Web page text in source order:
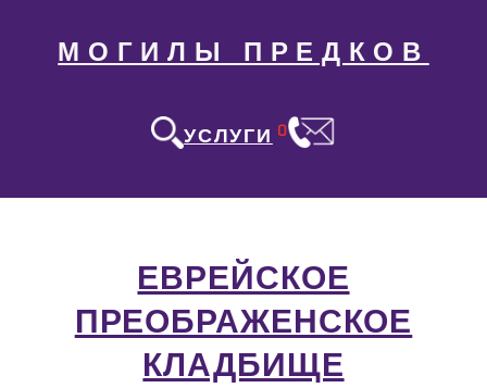
МОГИЛЫ ПРЕДКОВ
УСЛУГИ 0
ЕВРЕЙСКОЕ
ПРЕОБРАЖЕНСКОЕ
КЛАДБИЩЕ